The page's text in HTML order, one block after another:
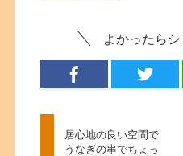
よかったらシ
居心地の良い空間で
うなぎの串でちょっ